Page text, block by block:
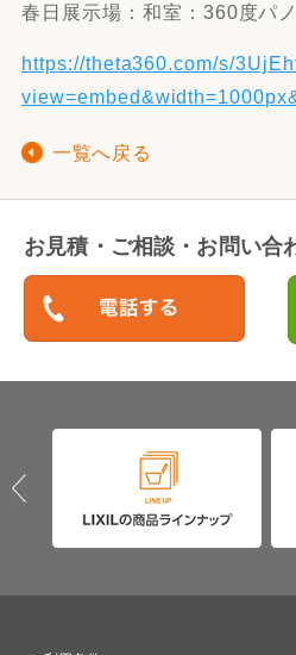
春日展示場：和室：360度パ
https://theta360.com/s/
一覧へ戻る
お見積・ご相談・お問い合